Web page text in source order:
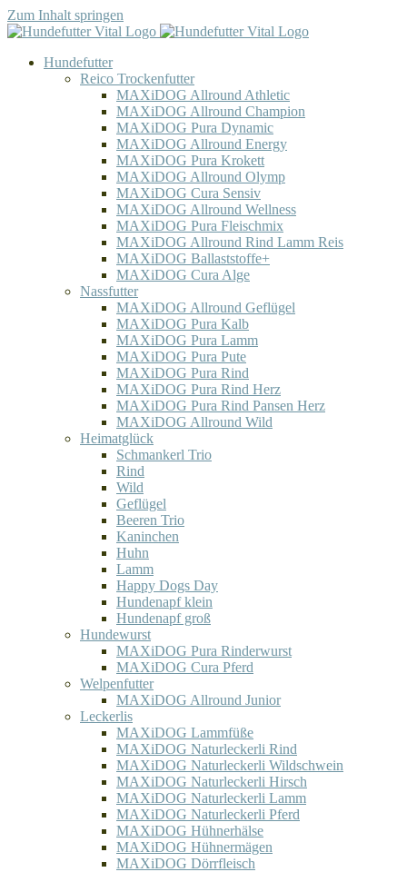
Zum Inhalt springen
Hundefutter
Reico Trockenfutter
MAXiDOG Allround Athletic
MAXiDOG Allround Champion
MAXiDOG Pura Dynamic
MAXiDOG Allround Energy
MAXiDOG Pura Krokett
MAXiDOG Allround Olymp
MAXiDOG Cura Sensiv
MAXiDOG Allround Wellness
MAXiDOG Pura Fleischmix
MAXiDOG Allround Rind Lamm Reis
MAXiDOG Ballaststoffe+
MAXiDOG Cura Alge
Nassfutter
MAXiDOG Allround Geflügel
MAXiDOG Pura Kalb
MAXiDOG Pura Lamm
MAXiDOG Pura Pute
MAXiDOG Pura Rind
MAXiDOG Pura Rind Herz
MAXiDOG Pura Rind Pansen Herz
MAXiDOG Allround Wild
Heimatglück
Schmankerl Trio
Rind
Wild
Geflügel
Beeren Trio
Kaninchen
Huhn
Lamm
Happy Dogs Day
Hundenapf klein
Hundenapf groß
Hundewurst
MAXiDOG Pura Rinderwurst
MAXiDOG Cura Pferd
Welpenfutter
MAXiDOG Allround Junior
Leckerlis
MAXiDOG Lammfüße
MAXiDOG Naturleckerli Rind
MAXiDOG Naturleckerli Wildschwein
MAXiDOG Naturleckerli Hirsch
MAXiDOG Naturleckerli Lamm
MAXiDOG Naturleckerli Pferd
MAXiDOG Hühnerhälse
MAXiDOG Hühnermägen
MAXiDOG Dörrfleisch